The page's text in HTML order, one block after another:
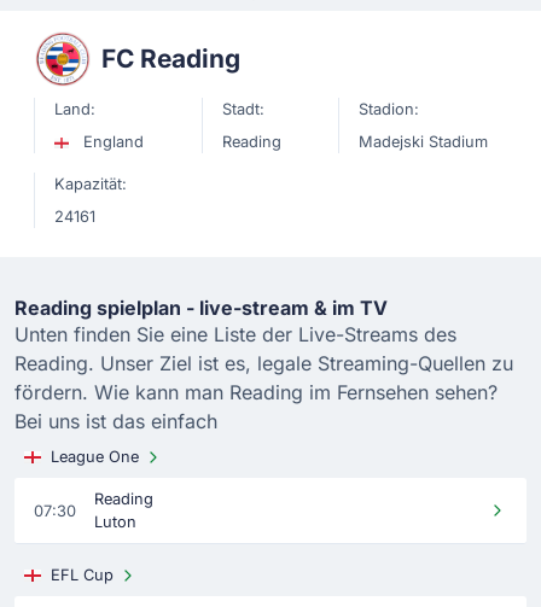
FC Reading
Land:
England
Stadt:
Reading
Stadion:
Madejski Stadium
Kapazität:
24161
Reading spielplan - live-stream & im TV
Unten finden Sie eine Liste der Live-Streams des
Reading. Unser Ziel ist es, legale Streaming-Quellen zu
fördern. Wie kann man Reading im Fernsehen sehen?
Bei uns ist das einfach
League One
07:30
Reading
Luton
EFL Cup